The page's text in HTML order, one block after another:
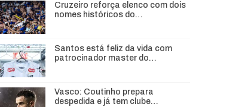
Cruzeiro reforça elenco com dois
nomes históricos do…
Santos está feliz da vida com
patrocinador master do…
Vasco: Coutinho prepara
despedida e já tem clube…